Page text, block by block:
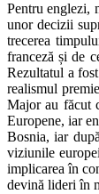
Pentru englezi,
unor decizii
trecerea
franceză și de
Rezultatul a
realismul
Major au făcut
Europene, iar
Bosnia, iar
viziunile
implicarea în
devină lideri în